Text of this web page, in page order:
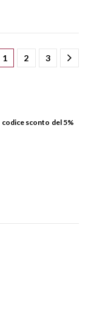
1 2 3
codice sconto del 5%